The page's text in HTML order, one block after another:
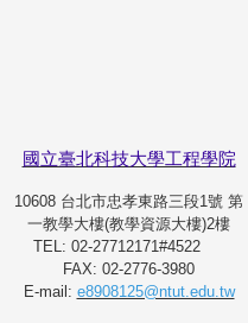
國立臺北科技大學工程學院
10608 台北市忠孝東路三段1號 第
一教學大樓(教學資源大樓)2樓
TEL: 02-27712171#4522
FAX: 02-2776-3980
E-mail: e8908125@ntut.edu.tw